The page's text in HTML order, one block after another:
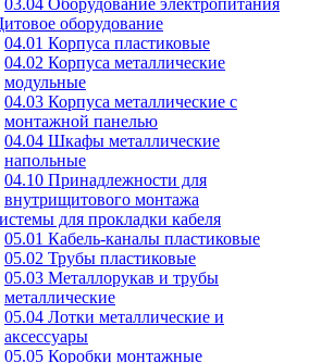
оборудование
04.01 Корпуса пластиковые
04.02 Корпуса металлические
модульные
04.03 Корпуса металлические с
монтажной панелью
04.04 Шкафы металлические
напольные
04.10 Принадлежности для
внутрищитового монтажа
для прокладки кабеля
05.01 Кабель-каналы пластиковые
05.02 Трубы пластиковые
05.03 Металлорукав и трубы
металлические
05.04 Лотки металлические и
аксессуары
05.05 Коробки монтажные